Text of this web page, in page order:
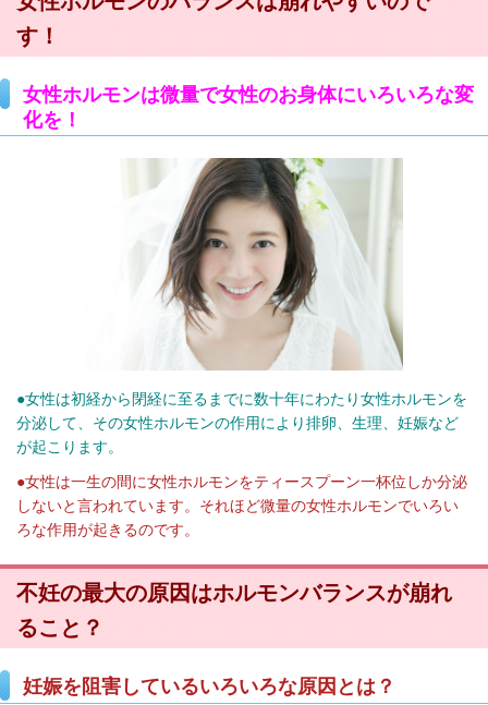
す！
女性ホルモンは微量で女性のお身体にいろいろな変
化を！
●女性は初経から閉経に至るまでに数十年にわたり女性ホルモンを
分泌して、その女性ホルモンの作用により排卵、生理、妊娠など
が起こります。
●女性は一生の間に女性ホルモンをティースプーン一杯位しか分泌
しないと言われています。それほど微量の女性ホルモンでいろい
ろな作用が起きるのです。
不妊の最大の原因はホルモンバランスが崩れ
ること？
妊娠を阻害しているいろいろな原因とは？